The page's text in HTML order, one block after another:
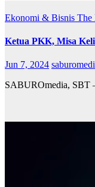
Ekonomi & Bisnis The
Ketua PKK, Misa
Jun 7, 2024
SABUROmedia, SBT